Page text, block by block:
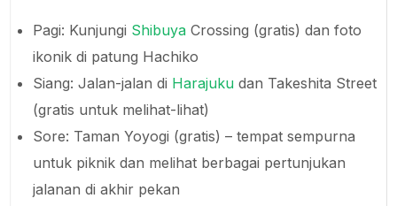
Pagi: Kunjungi Shibuya Crossing (gratis) dan foto
ikonik di patung Hachiko
Siang: Jalan-jalan di Harajuku dan Takeshita Street
(gratis untuk melihat-lihat)
Sore: Taman Yoyogi (gratis) – tempat sempurna
untuk piknik dan melihat berbagai pertunjukan
jalanan di akhir pekan